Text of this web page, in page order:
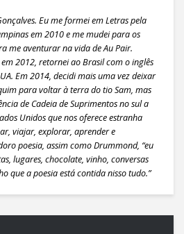
Eu me formei em Letras pela
em 2010 e me mudei para os
me aventurar na vida de Au Pair.
2012, retornei ao Brasil com o inglês
Em 2014, decidi mais uma vez deixar
para voltar à terra do tio Sam, mas
de Cadeia de Suprimentos no sul a
Unidos que nos oferece estranha
viajar, explorar, aprender e
poesia, assim como Drummond, “eu
lugares, chocolate, vinho, conversas
que a poesia está contida nisso tudo.”